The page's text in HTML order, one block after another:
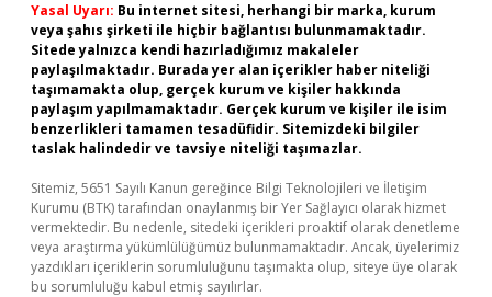
Yasal Uyarı: Bu internet sitesi, herhangi bir marka, kurum
veya şahıs şirketi ile hiçbir bağlantısı bulunmamaktadır.
Sitede yalnızca kendi hazırladığımız makaleler
paylaşılmaktadır. Burada yer alan içerikler haber niteliği
taşımamakta olup, gerçek kurum ve kişiler hakkında
paylaşım yapılmamaktadır. Gerçek kurum ve kişiler ile isim
benzerlikleri tamamen tesadüfidir. Sitemizdeki bilgiler
taslak halindedir ve tavsiye niteliği taşımazlar.
Sitemiz, 5651 Sayılı Kanun gereğince Bilgi Teknolojileri ve İletişim
Kurumu (BTK) tarafından onaylanmış bir Yer Sağlayıcı olarak hizmet
vermektedir. Bu nedenle, sitedeki içerikleri proaktif olarak denetleme
veya araştırma yükümlülüğümüz bulunmamaktadır. Ancak, üyelerimiz
yazdıkları içeriklerin sorumluluğunu taşımakta olup, siteye üye olarak
bu sorumluluğu kabul etmiş sayılırlar.